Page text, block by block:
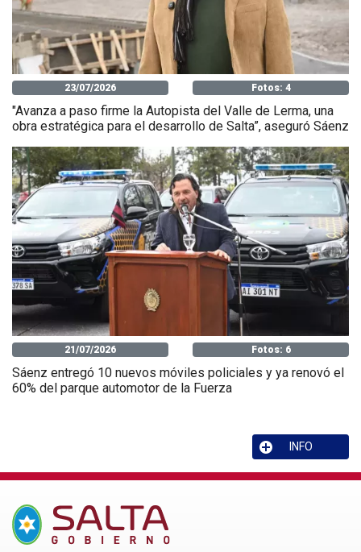
23/07/2026 Fotos: 4
"Avanza a paso firme la Autopista del Valle de Lerma, una
obra estratégica para el desarrollo de Salta”, aseguró Sáenz
21/07/2026 Fotos: 6
Sáenz entregó 10 nuevos móviles policiales y ya renovó el
60% del parque automotor de la Fuerza
INFO